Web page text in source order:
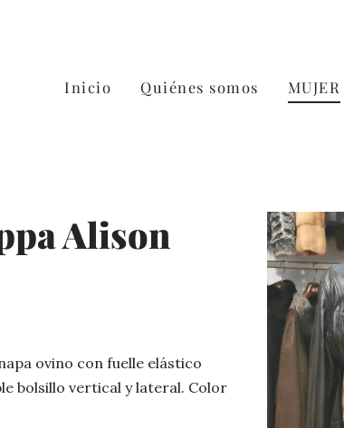
Inicio Quiénes somos MUJER
Alison
ovino con fuelle elástico
bolsillo vertical y lateral. Color